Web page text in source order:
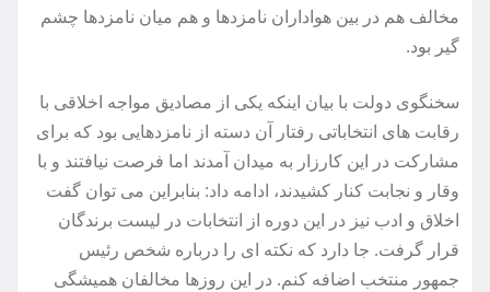
مخالف هم در بین هواداران نامزدها و هم میان نامزدها چشم
گیر بود.
سخنگوی دولت با بیان اینکه یکی از مصادیق مواجه اخلاقی با
رقابت های انتخاباتی رفتار آن دسته از نامزدهایی بود که برای
مشارکت در این کارزار به میدان آمدند اما فرصت نیافتند و با
وقار و نجابت کنار کشیدند، ادامه داد: بنابراین می توان گفت
اخلاق و ادب نیز در این دوره از انتخابات در لیست برندگان
قرار گرفت. جا دارد که نکته ای را درباره شخص رئیس
جمهور منتخب اضافه کنم. در این روزها مخالفان همیشگی